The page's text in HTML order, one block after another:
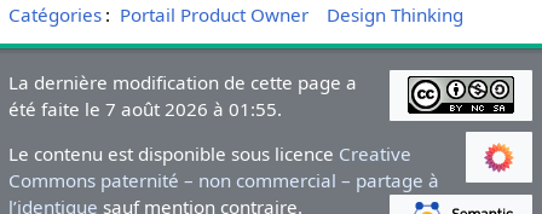
Catégories: Portail Product Owner Design Thinking
La dernière modification de cette page a
été faite le 7 août 2026 à 01:55.
Le contenu est disponible sous licence Creative
Commons paternité – non commercial – partage à
l’identique sauf mention contraire.